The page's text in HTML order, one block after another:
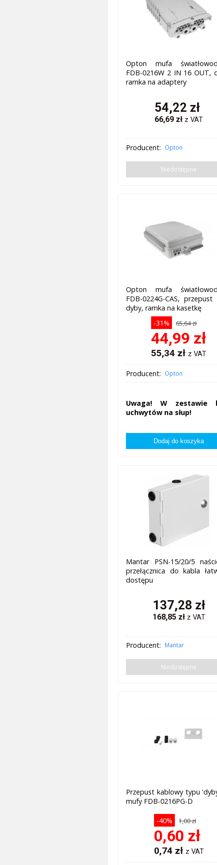
Opton mufa
FDB-0216W 2 IN 16 OUT,
ramka na adaptery
54,22 zł
66,69 zł z VAT
Producent: Opton
Niedostępne
Opton mufa
FDB-0224G-CAS,
dyby, ramka na kasetkę
-31%
65,64 zł
44,99 zł
55,34 zł z VAT
Producent: Opton
Uwaga! W zestawie
uchwytów na słup!
Mantar PSN-15/20/5
przełącznica do kabla
dostępu
137,28 zł
168,85zł z VAT
Producent: Mantar
Niedostępne
Przepust kablowy typu
mufy FDB-0216PG-D
-40% 1,00 zł
0,60 zł
0,74zł z VAT